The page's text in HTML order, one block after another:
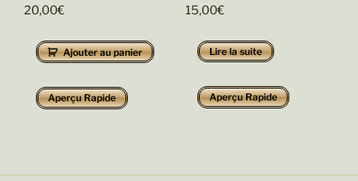
20,00€
Ajouter au panier
Aperçu Rapide
15,00€
Lire la suite
Aperçu Rapide